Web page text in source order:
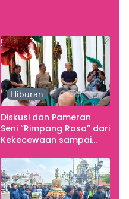
Hiburan
Diskusi dan Pameran
Seni “Rimpang Rasa” dari
Kekecewaan sampai
Yogyakarta sebagai
Pusat Pergerakan Seni
Rupa Indonesia